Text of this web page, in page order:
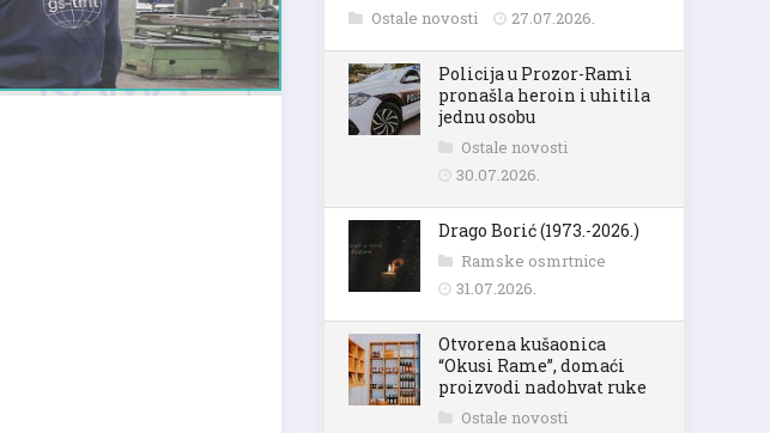
Ostale novosti 27.07.2026.
Policija u Prozor-Rami
pronašla heroin i uhitila
jednu osobu
Ostale novosti
30.07.2026.
Drago Borić (1973.-2026.)
Ramske osmrtnice
31.07.2026.
Otvorena kušaonica
“Okusi Rame”, domaći
proizvodi nadohvat ruke
Ostale novosti